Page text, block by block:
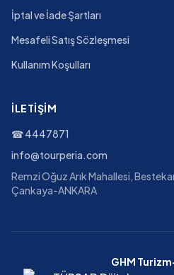
İptal ve İade Şartları
Mesafeli Satış Sözleşmesi
Kullanım Koşulları
İLETIŞIM
☎4447871
info@tourperia.com
Remzi Oğuz Arık Mahallesi,
Çankaya-ANKARA
GHM